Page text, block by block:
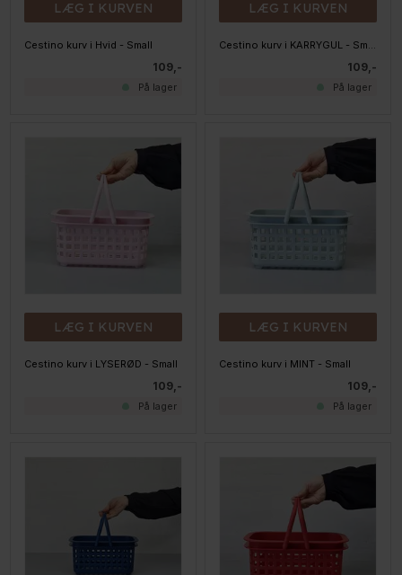
LÆG I KURVEN
Cestino kurv i Hvid - Small
109,-
På lager
LÆG I KURVEN
109,-
På lager
LÆG I KURVEN
Cestino kurv i LYSERØD - Small
109,-
På lager
LÆG I KURVEN
Cestino kurv i MINT - Small
109,-
På lager